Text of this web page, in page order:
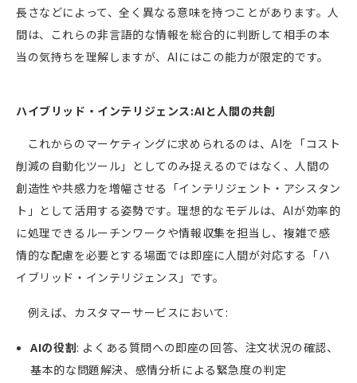
長さなどによって、全く異なる意味を持つことがあります。人
間は、これらの非言語的な情報を総合的に判断して相手の本
当の気持ちを理解しますが、 AI にはこの能力が限定的です。
ハイブリッド・インテリジェンス:AI と人間の共創
これからのマーケティングに求められるのは、AIを「コスト
削減の自動化ツール」としてのみ捉えるのではなく、人間の
創造性や共感力を増幅させる「インテリジェント・アシスタン
ト」として活用する姿勢です。理想的なモデルは、 AIが効率的
に処理できるルーチンワークや情報収集を担当し、複雑で感
情的な配慮を必要とする場面では即座に人間が対応する「ハ
イブリッド・インテリジェンス」です。
例えば、カスタマーサービスにおいて :
AIの役割: よくある質問への即座の回答、注文状況の確認、
基本的な問題解決、感情分析による緊急度の判定